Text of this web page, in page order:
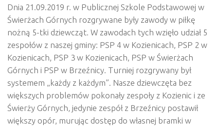
Dnia 21.09.2019 r. w Publicznej Szkole Podstawowej w
Świerżach Górnych rozgrywane były zawody w piłkę
nożną 5-tki dziewcząt. W zawodach tych wzięło udział 5
zespołów z naszej gminy: PSP 4 w Kozienicach, PSP 2 w
Kozienicach, PSP 3 w Kozienicach, PSP w Świerżach
Górnych i PSP w Brzeźnicy. Turniej rozgrywany był
systemem „każdy z każdym”. Nasze dziewczęta bez
większych problemów pokonały zespoły z Kozienic i ze
Świerży Górnych, jedynie zespół z Brzeźnicy postawił
większy opór, murując dostęp do własnej bramki w